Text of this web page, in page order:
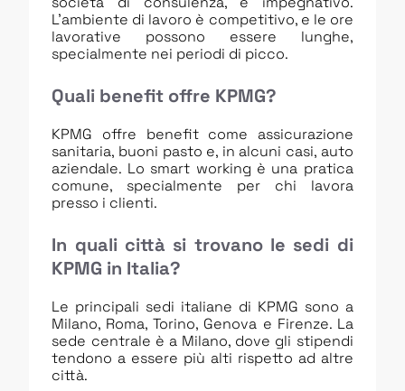
L’ambiente di lavoro è competitivo, e le ore
lavorative possono essere lunghe,
specialmente nei periodi di picco.
Quali benefit offre KPMG?
KPMG offre benefit come assicurazione
sanitaria, buoni pasto e, in alcuni casi, auto
aziendale. Lo smart working è una pratica
comune, specialmente per chi lavora
presso i clienti.
In quali città si trovano le sedi di
KPMG in Italia?
Le principali sedi italiane di KPMG sono a
Milano, Roma, Torino, Genova e Firenze. La
sede centrale è a Milano, dove gli stipendi
tendono a essere più alti rispetto ad altre
città.